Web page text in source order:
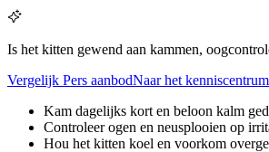
Is het kitten gewend aan kammen,
Vergelijk Pers aanbodNaar het kenniscentrum
Kam dagelijks kort en beloon kalm
Controleer ogen en neusplooien op
Hou het kitten koel en voorkom